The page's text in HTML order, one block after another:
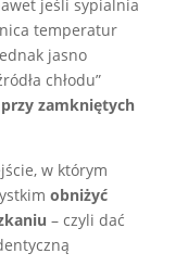
jeśli sypialnia
temperatur
jasno
chłodu”
przy zamkniętych
w którym
obniżyć
– czyli dać